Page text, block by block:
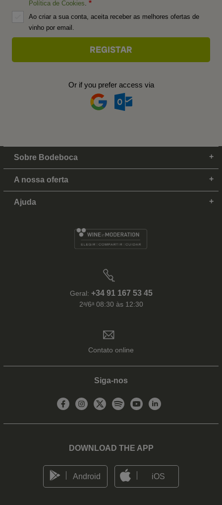
Política de Cookies
Ao criar a sua conta, aceita receber as melhores ofertas de
vinho por email.
Or if you prefer access via
Sobre Bodeboca
A nossa oferta
Ajuda
Geral: +34 91 167 53 45
2ᵃ/6ᵃ 08:30 às 12:30
Contato online
Siga-nos
DOWNLOAD THE APP
Android iOS